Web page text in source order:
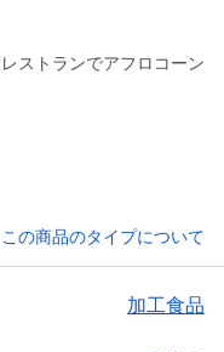
トランでアフロコーン
この商品のタイプについて
加工食品